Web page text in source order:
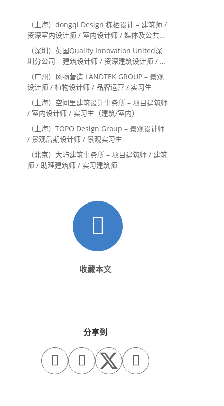
（上海）dongqi Design 栋栖设计 – 建筑师 /
资深室内设计师 / 室内设计师 / 媒体及公共关
系主管 / 设计实习生（常年招聘）
（深圳）英国Quality Innovation United深
圳分公司 – 建筑设计师 / 资深建筑设计师 / 室
内设计师 / 设计实习生
（广州）风物营造 LANDTEK GROUP – 景观
设计师 / 植物设计师 / 品牌运营 / 实习生
（上海）空间里建筑设计事务所 – 项目建筑师
/ 室内设计师 / 实习生（建筑/室内）
（上海）TOPO Design Group – 景观设计师
/ 景观后期设计师 / 景观实习生
（北京）大屿建筑事务所 – 项目建筑师 / 建筑
师 / 助理建筑师 / 实习建筑师
收藏本文
分享到
  